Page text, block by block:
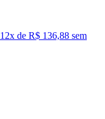
12x de R$ 136,88 sem